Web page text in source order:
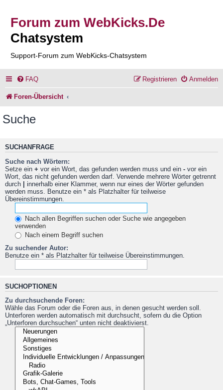
Forum zum WebKicks.De
Chatsystem
Support-Forum zum WebKicks-Chatsystem
FAQ Anmelden
Registrieren
Foren-Übersicht
Suche
SUCHANFRAGE
Suche nach Wörtern:
Setze ein + vor ein Wort, das gefunden werden muss und ein - vor ein
Wort, das nicht gefunden werden darf. Verwende mehrere Wörter getrennt
durch | innerhalb einer Klammer, wenn nur eines der Wörter gefunden
werden muss. Benutze ein * als Platzhalter für teilweise
Übereinstimmungen.
Nach allen Begriffen suchen oder Suche wie angegeben
verwenden
Nach einem Begriff suchen
Zu suchender Autor:
Benutze ein * als Platzhalter für teilweise Übereinstimmungen.
SUCHOPTIONEN
Zu durchsuchende Foren:
Wähle das Forum oder die Foren aus, in denen gesucht werden soll.
Unterforen werden automatisch mit durchsucht, sofern du die Option
„Unterforen durchsuchen“ unten nicht deaktivierst.